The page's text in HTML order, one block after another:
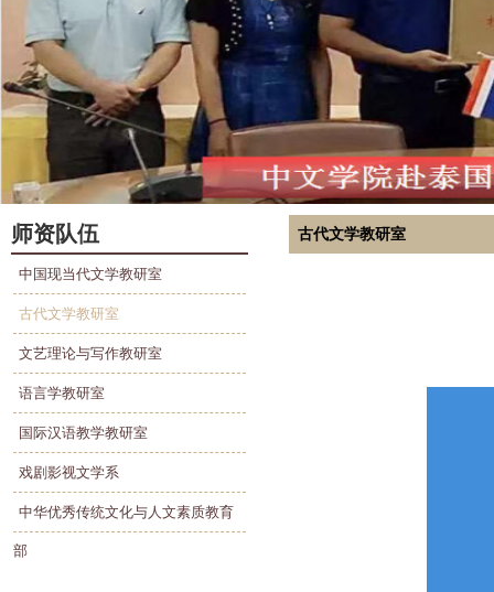
师资队伍
中国现当代文学教研室
古代文学教研室
文艺理论与写作教研室
语言学教研室
国际汉语教学教研室
戏剧影视文学系
中华优秀传统文化与人文素质教育
部
古代文学教研室